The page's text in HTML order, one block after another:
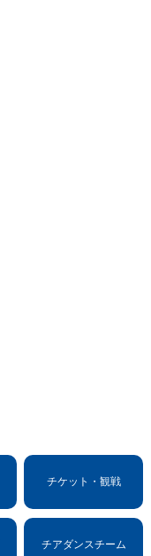
チケット・観戦
チアダンスチーム